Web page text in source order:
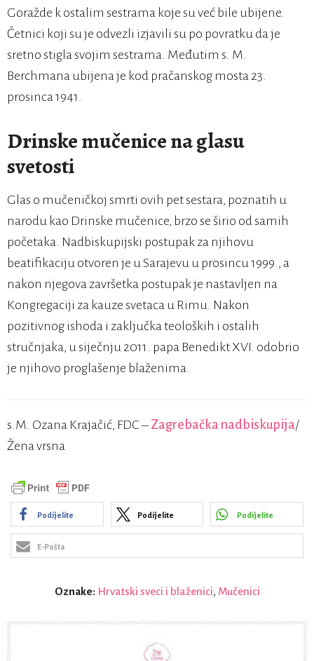
Goražde k ostalim sestrama koje su već bile ubijene.
Četnici koji su je odvezli izjavili su po povratku da je
sretno stigla svojim sestrama. Međutim s. M.
Berchmana ubijena je kod pračanskog mosta 23.
prosinca 1941.
Drinske mučenice na glasu
svetosti
Glas o mučeničkoj smrti ovih pet sestara, poznatih u
narodu kao Drinske mučenice, brzo se širio od samih
početaka. Nadbiskupijski postupak za njihovu
beatifikaciju otvoren je u Sarajevu u prosincu 1999., a
nakon njegova završetka postupak je nastavljen na
Kongregaciji za kauze svetaca u Rimu. Nakon
pozitivnog ishoda i zaključka teoloških i ostalih
stručnjaka, u siječnju 2011. papa Benedikt XVI. odobrio
je njihovo proglašenje blaženima.
s.M. Ozana Krajačić, FDC – Zagrebačka nadbiskupija/
Žena vrsna
Podijelite Podijelite Podijelite
E-Pošta
Oznake: Hrvatski sveci i blaženici, Mučenici